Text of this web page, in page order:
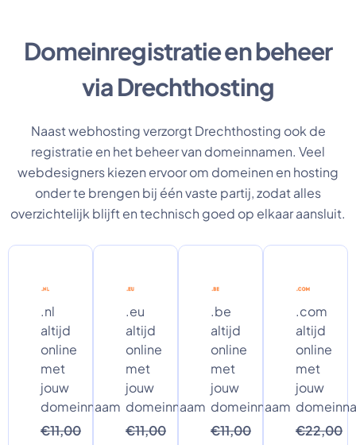
Domeinregistratie en beheer
via Drechthosting
Naast webhosting verzorgt Drechthosting ook de
registratie en het beheer van domeinnamen. Veel
webdesigners kiezen ervoor om domeinen en hosting
onder te brengen bij één vaste partij, zodat alles
overzichtelijk blijft en technisch goed op elkaar aansluit.
.nl
altijd
online
met
jouw
domeinnaam
€11,00
.eu
altijd
online
met
jouw
domeinnaam
€11,00
.be
altijd
online
met
jouw
domeinnaam
€11,00
.com
altijd
online
met
jouw
€22,00